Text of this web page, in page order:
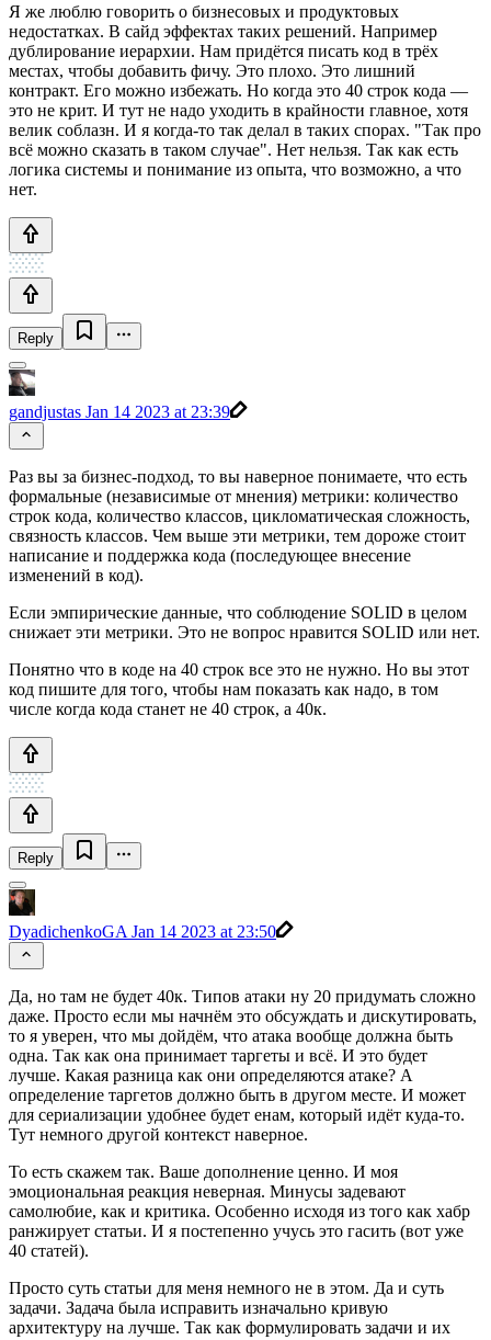
Я же люблю говорить о бизнесовых и продуктовых
недостатках. В сайд эффектах таких решений. Например
дублирование иерархии. Нам придётся писать код в трёх
местах, чтобы добавить фичу. Это плохо. Это лишний
контракт. Его можно избежать. Но когда это 40 строк кода —
это не крит. И тут не надо уходить в крайности главное, хотя
велик соблазн. И я когда-то так делал в таких спорах. "Так про
всё можно сказать в таком случае". Нет нельзя. Так как есть
логика системы и понимание из опыта, что возможно, а что
нет.
Reply
gandjustas Jan 14 2023 at 23:39
Раз вы за бизнес-подход, то вы наверное понимаете, что есть
формальные (независимые от мнения) метрики: количество
строк кода, количество классов, цикломатическая сложность,
связность классов. Чем выше эти метрики, тем дороже стоит
написание и поддержка кода (последующее внесение
изменений в код).
Если эмпирические данные, что соблюдение SOLID в целом
снижает эти метрики. Это не вопрос нравится SOLID или нет.
Понятно что в коде на 40 строк все это не нужно. Но вы этот
код пишите для того, чтобы нам показать как надо, в том
числе когда кода станет не 40 строк, а 40к.
Reply
DyadichenkoGA Jan 14 2023 at 23:50
Да, но там не будет 40к. Типов атаки ну 20 придумать сложно
даже. Просто если мы начнём это обсуждать и дискутировать,
то я уверен, что мы дойдём, что атака вообще должна быть
одна. Так как она принимает таргеты и всё. И это будет
лучше. Какая разница как они определяются атаке? А
определение таргетов должно быть в другом месте. И может
для сериализации удобнее будет енам, который идёт куда-то.
Тут немного другой контекст наверное.
То есть скажем так. Ваше дополнение ценно. И моя
эмоциональная реакция неверная. Минусы задевают
самолюбие, как и критика. Особенно исходя из того как хабр
ранжирует статьи. И я постепенно учусь это гасить (вот уже
40 статей).
Просто суть статьи для меня немного не в этом. Да и суть
задачи. Задача была исправить изначально кривую
архитектуру на лучше. Так как формулировать задачи и их